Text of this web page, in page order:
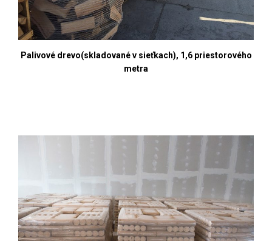
Palivové drevo(skladované v sieťkach), 1,6 priestorového
metra